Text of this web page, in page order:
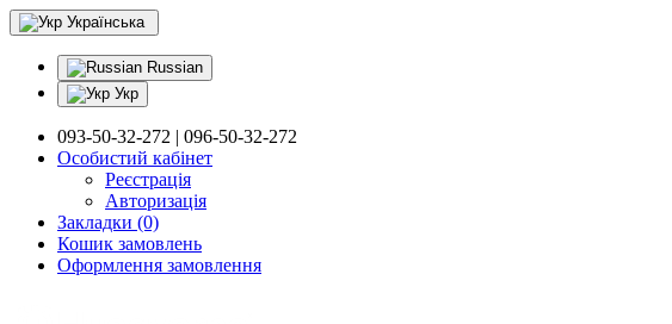
Українська
Russian
Укр
093-50-32-272 | 096-50-32-272
Особистий кабінет
Реєстрація
Авторизація
Закладки (0)
Кошик замовлень
Оформлення замовлення